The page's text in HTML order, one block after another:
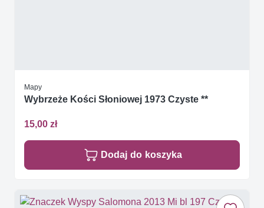
Mapy
Wybrzeże Kości Słoniowej 1973 Czyste **
15,00 zł
Dodaj do koszyka